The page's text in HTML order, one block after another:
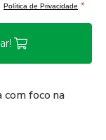
Política de Privacidade *
com foco na